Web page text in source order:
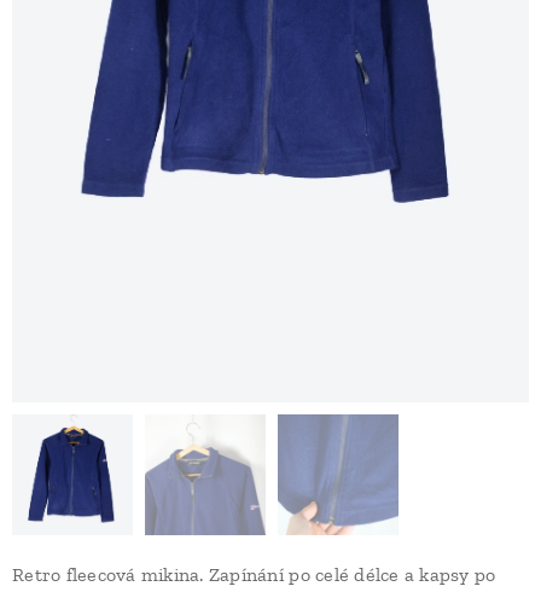
Retro fleecová mikina. Zapínání po celé délce a kapsy po